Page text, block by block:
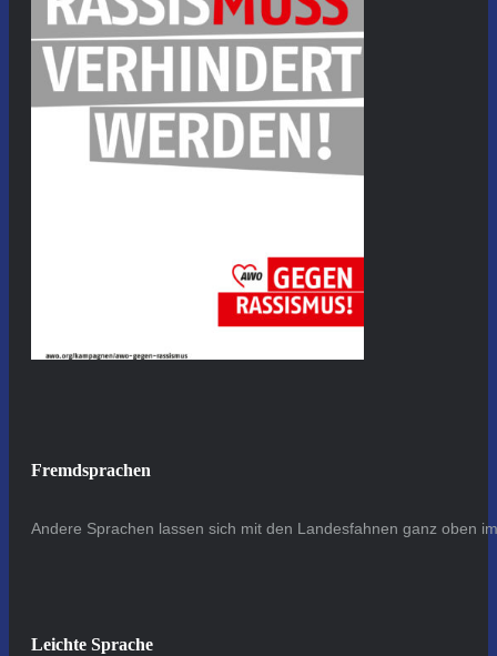
Fremdsprachen
Andere Sprachen lassen sich mit den Landesfahnen ganz oben
Leichte Sprache